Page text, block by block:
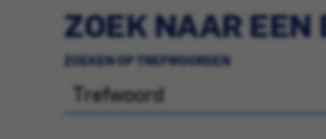
ZOEK NAAR
ZOEKEN OP TREFWOORDEN